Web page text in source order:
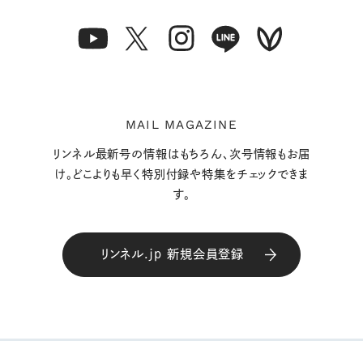
MAIL MAGAZINE
リンネル最新号の情報はもちろん、次号情報もお届
け。どこよりも早く特別付録や特集をチェックできま
す。
リンネル.jp 新規会員登録